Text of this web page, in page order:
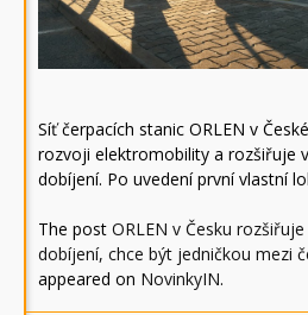
Síť čerpacích stanic ORLEN v
rozvoji elektromobility a rozšiřuje
dobíjení. Po uvedení první vlastní
The post ORLEN v Česku
dobíjení, chce být jedničkou mezi
appeared on NovinkyIN.